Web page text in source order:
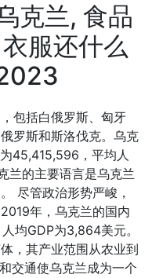
克兰, 食品
服还什么
包括白俄罗斯、匈牙
罗斯和斯洛伐克。乌克
45,415,596，平均人
兰的主要语言是乌克兰
尽管政治形势严峻，
年，乌克兰的国内
均GDP为3,864美元。
，其产业范围从农业到
交通使乌克兰成为一个